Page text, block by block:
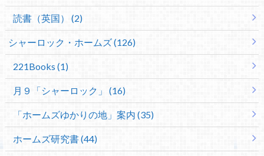
読書（英国） (2)
シャーロック・ホームズ (126)
221Books (1)
月９「シャーロック」 (16)
「ホームズゆかりの地」案内 (35)
ホームズ研究書 (44)